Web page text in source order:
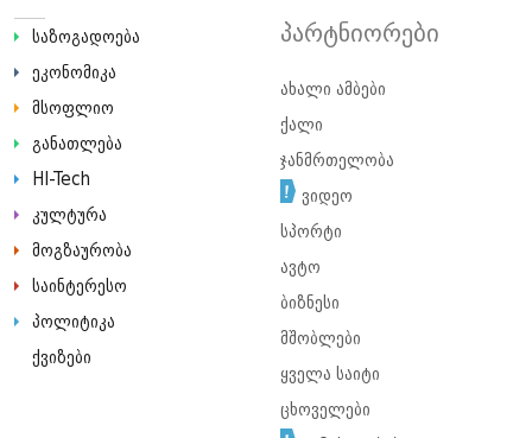
საზოგადოება
ეკონომიკა
მსოფლიო
განათლება
HI-Tech
კულტურა
მოგზაურობა
საინტერესო
პოლიტიკა
ქვიზები
პარტნიორები
ახალი ამბები
ქალი
ჯანმრთელობა
ვიდეო
სპორტი
ავტო
ბიზნესი
მშობლები
ყველა საიტი
ცხოველები